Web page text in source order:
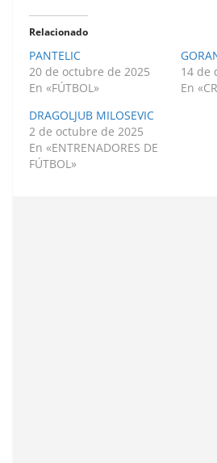
Relacionado
PANTELIC
20 de octubre de 2025
En «FÚTBOL»
14 de
En
DRAGOLJUB MILOSEVIC
2 de octubre de 2025
En «ENTRENADORES DE
FÚTBOL»